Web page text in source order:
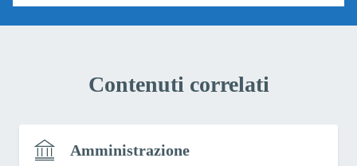
Contenuti correlati
Amministrazione